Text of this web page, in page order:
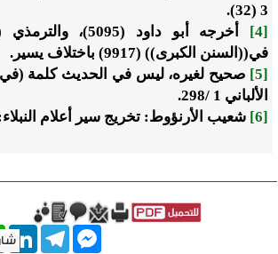
3 (32).
[4]
في((السنن الكبرى)) (9917) باختلاف يسير.
[5]
صحيح لغيره، ليس في الحديث كلمة (في
الألباني 1 /298.
[6]
شعيب الأرنؤوط: تخريج سير أعلام النبلاء: 13/
Telegram
Messenger